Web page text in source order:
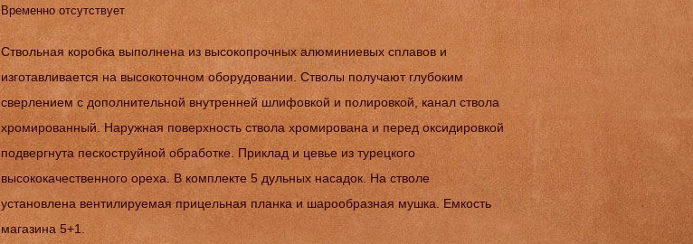
Временно отсутствует
Cтвольная коробка выполнена из высокопрочных алюминиевых сплавов и
изготавливается на высокоточном оборудовании. Стволы получают глубоким
сверлением с дополнительной внутренней шлифовкой и полировкой, канал ствола
хромированный. Наружная поверхность ствола хромирована и перед оксидировкой
подвергнута пескоструйной обработке. Приклад и цевье из турецкого
высококачественного ореха. В комплекте 5 дульных насадок. На стволе
установлена вентилируемая прицельная планка и шарообразная мушка. Емкость
магазина 5+1.